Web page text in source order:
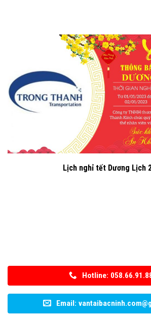
Lịch nghỉ tết Dương Lịch
Hotline:
Email: